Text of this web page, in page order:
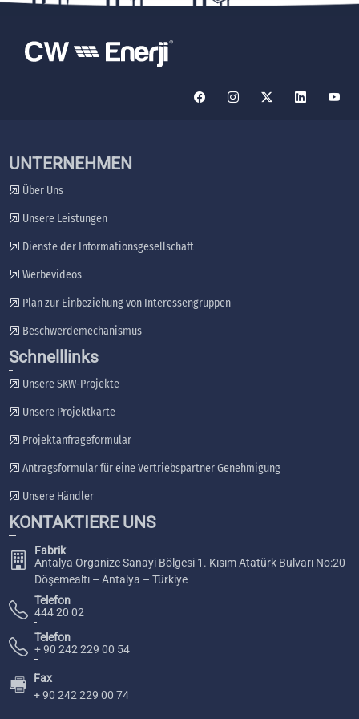
UNTERNEHMEN
Über Uns
Unsere Leistungen
Dienste der Informationsgesellschaft
Werbevideos
Plan zur Einbeziehung von Interessengruppen
Beschwerdemechanismus
Schnelllinks
Unsere SKW-Projekte
Unsere Projektkarte
Projektanfrageformular
Antragsformular für eine Vertriebspartner Genehmigung
Unsere Händler
KONTAKTIERE UNS
Fabrik
Antalya Organize Sanayi Bölgesi 1. Kısım Atatürk Bulvarı No:20
Döşemealtı – Antalya – Türkiye
Telefon
444 20 02
Telefon
+ 90 242 229 00 54
🖷
Fax
+ 90 242 229 00 74